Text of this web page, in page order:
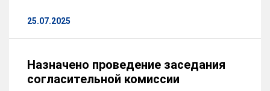
25.07.2025
Назначено проведение заседания
согласительной комиссии